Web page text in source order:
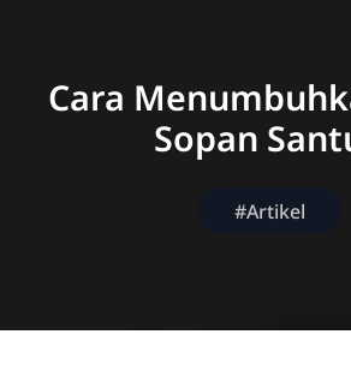
Cara
Sopan
#Artikel